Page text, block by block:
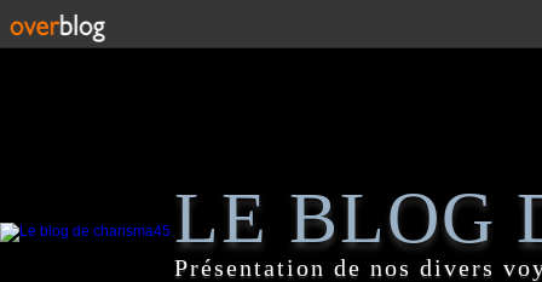
LE BLOG
Présentation de nos divers